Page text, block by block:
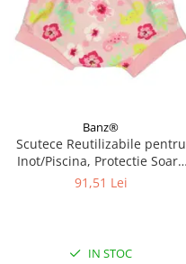
Banz®
Scutece Reutilizabile pentru
Inot/Piscina, Protectie Soare
UPF50+, Floral Pink, Diverse
91,51 Lei
IN STOC